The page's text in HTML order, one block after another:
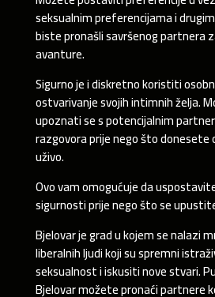
seksualnim preferencijama i
biste pronašli savršenog partnera
avanture.
Sigurno je i diskretno koristiti
ostvarivanje svojih intimnih želja.
upoznati se s potencijalnim
razgovora prije nego što donesete
uživo.
Ovo vam omogućuje da
sigurnosti prije nego što se
Bjelovar je grad u kojem se nalazi
liberalnih ljudi koji su spremni
seksualnost i iskusiti nove stvari.
Bjelovar možete pronaći partnere